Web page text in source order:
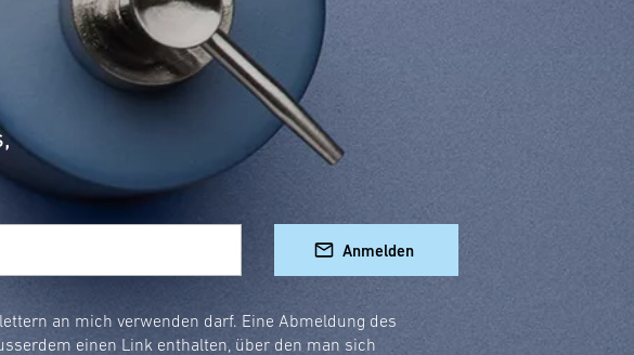
Anmelden
an mich verwenden darf. Eine Abmeldung des
einen Link enthalten, über den man sich